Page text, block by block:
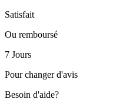
Satisfait
Ou remboursé
7 Jours
Pour changer d'avis
Besoin d'aide?